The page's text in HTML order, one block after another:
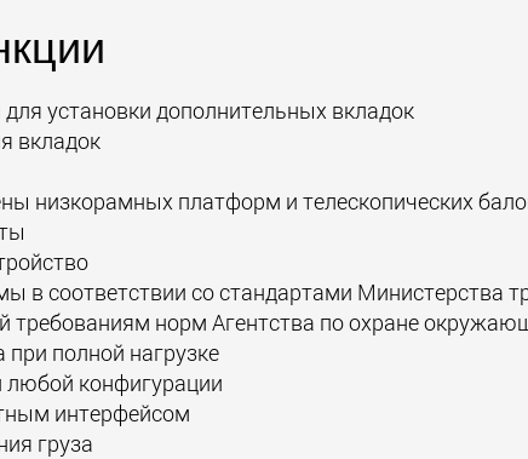
установки дополнительных вкладок
вкладок
низкорамных платформ и телескопических
в соответствии со стандартами Министерства
требованиям норм Агентства по охране
полной нагрузке
любой конфигурации
интерфейсом
груза